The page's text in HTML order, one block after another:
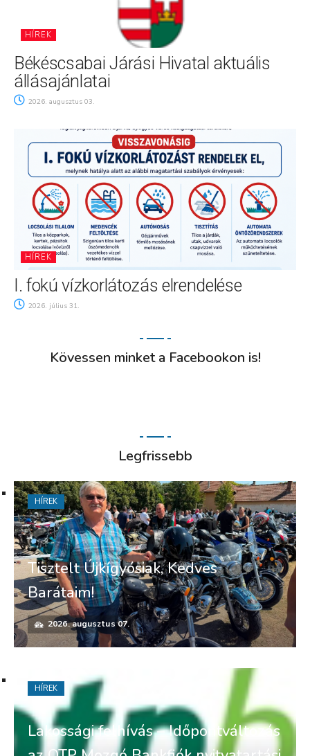
HÍREK
Békéscsabai Járási Hivatal aktuális
állásajánlatai
2026. augusztus 03.
HÍREK
I. fokú vízkorlátozás elrendelése
2026. július 31.
Kövessen minket a Facebookon is!
Legfrissebb
Tisztelt Újkígyósiak, Kedves
Barátaim!
2026. augusztus 07.
HÍREK
Lakossági felhívás – Időpontváltozás
HÍREK